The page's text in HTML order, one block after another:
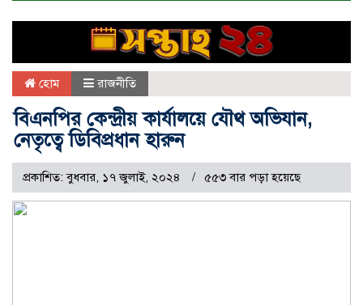
হোম রাজনীতি
বিএনপির কেন্দ্রীয় কার্যালয়ে যৌথ অভিযান,
নেতৃত্বে ডিবিপ্রধান হারুন
প্রকাশিত: বুধবার, ১৭ জুলাই, ২০২৪ ৫৫৩ বার পড়া হয়েছে